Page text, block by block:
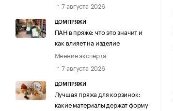
7 августа 2026
ДОМПРЯЖИ
ПАН в пряже: что это значит и
как влияет на изделие
Мнение эксперта
7 августа 2026
ДОМПРЯЖИ
Лучшая пряжа для корзинок:
какие материалы держат форму